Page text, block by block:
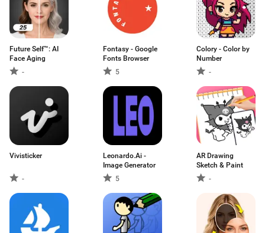
Future Self™: AI
Face Aging
-
Fontasy - Google
Fonts Browser
5
Colory - Color by
Number
-
Vivisticker
-
Leonardo.Ai -
Image Generator
5
AR Drawing
Sketch & Paint
-